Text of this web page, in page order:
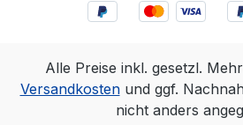
Alle Preise inkl. gesetzl.
Versandkostenund ggf.
nicht anders